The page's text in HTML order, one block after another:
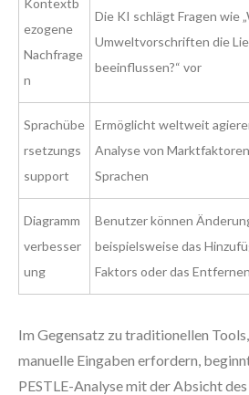
Kontextb
ezogene
Nachfrage
n
Die KI schlägt Fragen wie
Umweltvorschriften die
beeinflussen?“ vor
Sprachübe
rsetzungs
support
Ermöglicht weltweit
Analyse von
Sprachen
Diagramm
verbesser
ung
Benutzer können
beispielsweise das
Faktors oder das
Im Gegensatz zu traditionellen
manuelle Eingaben erfordern,
PESTLE-Analyse mit der Absicht